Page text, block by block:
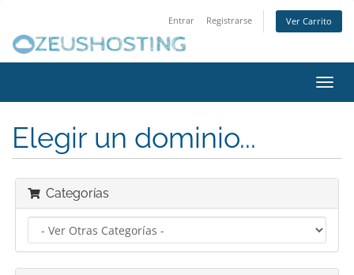
Entrar Registrarse Ver Carrito
Elegir un dominio...
Categorías